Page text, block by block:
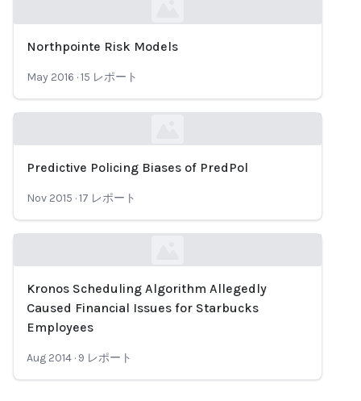
Loading...
Northpointe Risk Models
May 2016 ·15 レポート
Predictive Policing Biases of PredPol
Nov 2015 ·17 レポート
Loading...
Kronos Scheduling Algorithm Allegedly
Caused Financial Issues for Starbucks
Employees
Aug 2014 · 9 レポート